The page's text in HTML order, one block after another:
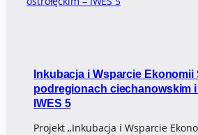
Inkubacja i Wsparcie Ekonomii
podregionach ciechanowskim i
IWES 5
Projekt „Inkubacja i Wsparcie